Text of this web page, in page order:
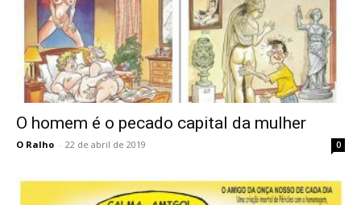
O homem é o pecado capital da mulher
O Ralho - 22 de abril de 2019 0